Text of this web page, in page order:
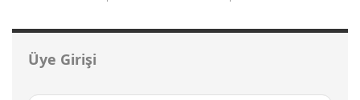
Üye Girişi